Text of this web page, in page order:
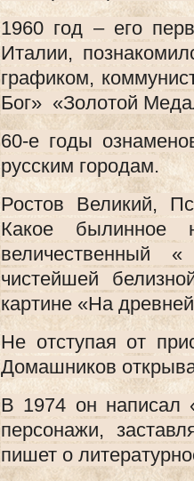
1960 год – его
Италии,
графиком,
Бог» «Золотой
60-е годы
русским городам.
Ростов Великий,
Какое былинное
величественный
чистейшей
картине «На
Не отступая от
Домашников
В 1974 он написал
персонажи,
пишет о